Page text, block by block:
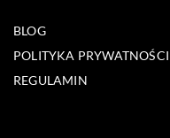
BLOG
POLITYKA PRYWATNOŚCI
REGULAMIN